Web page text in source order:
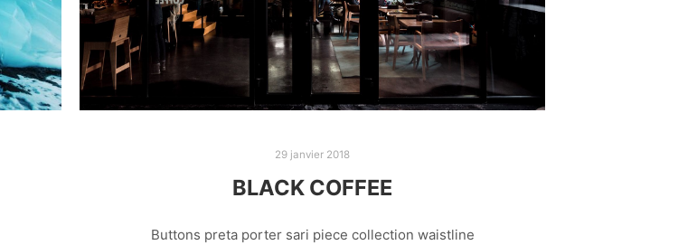
29 janvier 2018
BLACK COFFEE
Buttons preta porter sari piece collection waistline